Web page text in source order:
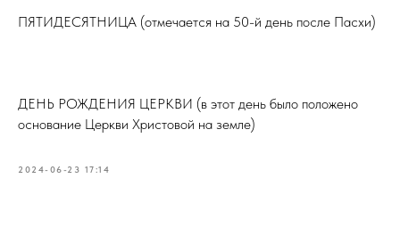
ПЯТИДЕСЯТНИЦА (отмечается на 50-й день после Пасхи)
ДЕНЬ РОЖДЕНИЯ ЦЕРКВИ (в этот день было положено
основание Церкви Христовой на земле)
2024-06-23 17:14